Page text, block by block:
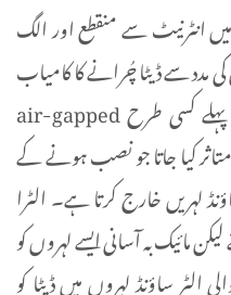
انٹرنیٹ سے منقطع اور الگ
مدد سے ڈیٹا چُرانے کا کامیاب
تجربہ کرچکے ہیں۔ اس تجربے میں پہلے کسی طرح air-gapped
کیا جاتا جو نصب ہونے کے
لہریں خارج کرتا ہے۔ الٹرا
مائیک بہ آسانی ایسے لہروں کو
الٹر ساؤنڈ لہروں میں ڈیٹا کو